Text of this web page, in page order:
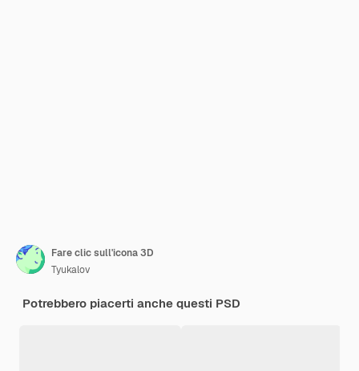
Fare clic sull'icona 3D
Tyukalov
Potrebbero piacerti anche questi PSD